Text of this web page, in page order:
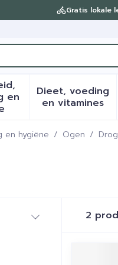
Gratis lokale
ensubmenu voor
Dieet, voeding
en vitamines
Toon
en hygiëne / Ogen /
2